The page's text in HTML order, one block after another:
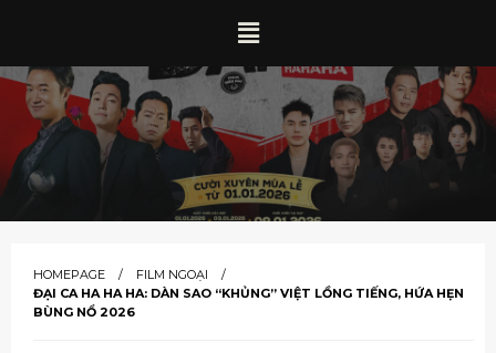
HOMEPAGE
FILM NGOẠI
ĐẠI CA HA HA HA: DÀN SAO “KHỦNG” VIỆT LỒNG TIẾNG, HỨA HẸN
BÙNG NỔ 2026